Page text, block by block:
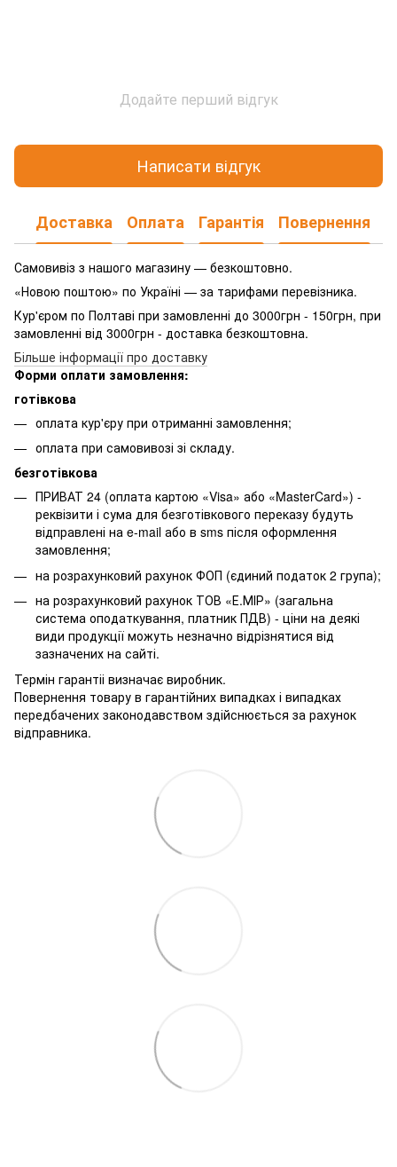
Додайте перший відгук
Написати відгук
Доставка Оплата Гарантія Повернення
Самовивіз з нашого магазину — безкоштовно.
«Новою поштою» по Україні — за тарифами перевізника.
Кур'єром по Полтаві при замовленні до 3000грн - 150грн, при
замовленні від 3000грн - доставка безкоштовна.
Більше інформації про доставку
Форми оплати замовлення:
готівкова
оплата кур'єру при отриманні замовлення;
оплата при самовивозі зі складу.
безготівкова
ПРИВАТ 24 (оплата картою «Visa» або «MasterCard») -
реквізити і сума для безготівкового переказу будуть
відправлені на e-mail або в sms після оформлення
замовлення;
на розрахунковий рахунок ФОП (єдиний податок 2 група);
на розрахунковий рахунок ТОВ «Е.МІР» (загальна
система оподаткування, платник ПДВ) - ціни на деякі
види продукції можуть незначно відрізнятися від
зазначених на сайті.
Термін гарантіі визначає виробник.
Повернення товару в гарантійних випадках і випадках
передбачених законодавством здійснюється за рахунок
відправника.